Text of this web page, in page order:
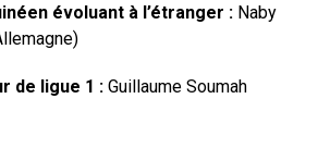
évoluant à l’étranger : Naby
de ligue 1 : Guillaume Soumah